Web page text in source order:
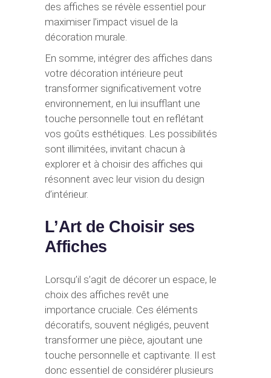
des affiches se révèle essentiel pour
maximiser l’impact visuel de la
décoration murale.
En somme, intégrer des affiches dans
votre décoration intérieure peut
transformer significativement votre
environnement, en lui insufflant une
touche personnelle tout en reflétant
vos goûts esthétiques. Les possibilités
sont illimitées, invitant chacun à
explorer et à choisir des affiches qui
résonnent avec leur vision du design
d’intérieur.
L’Art de Choisir ses
Affiches
Lorsqu’il s’agit de décorer un espace, le
choix des affiches revêt une
importance cruciale. Ces éléments
décoratifs, souvent négligés, peuvent
transformer une pièce, ajoutant une
touche personnelle et captivante. Il est
donc essentiel de considérer plusieurs